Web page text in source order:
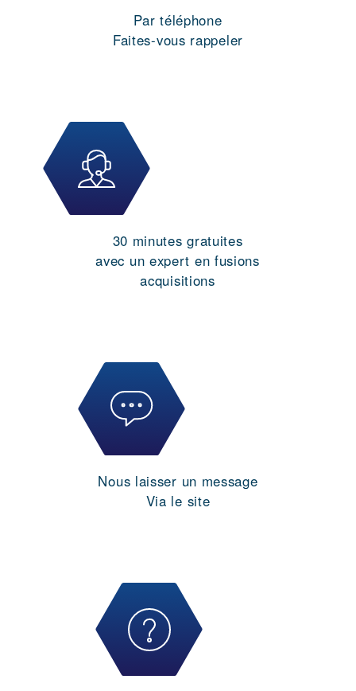
Par téléphone
Faites-vous rappeler
30 minutes gratuites
avec un expert en fusions
acquisitions
Nous laisser un message
Via le site